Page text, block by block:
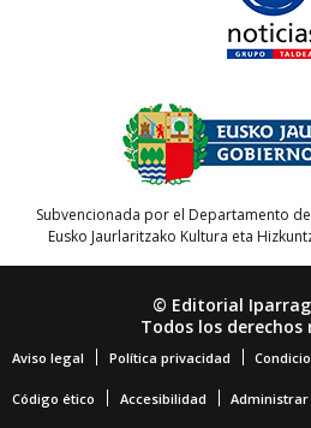
Subvencionada por el Departamento
Eusko Jaurlaritzako Kultura eta
© Editorial
Todos los derechos
Aviso legal Política privacidad
Código ético Accesibilidad Administrar